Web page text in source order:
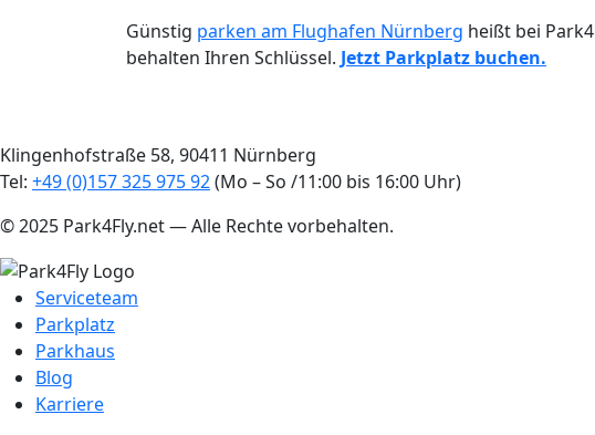
Günstig parken am Flughafen Nürnberg heißt bei
behalten Ihren Schlüssel. Jetzt Parkplatz buchen.
Klingenhofstraße 58, 90411 Nürnberg
Tel: +49 (0)157 325 975 92(Mo – So /11:00 bis 16:00 Uhr)
© 2025 Park4Fly.net — Alle Rechte vorbehalten.
Serviceteam
Parkplatz
Parkhaus
Blog
Karriere